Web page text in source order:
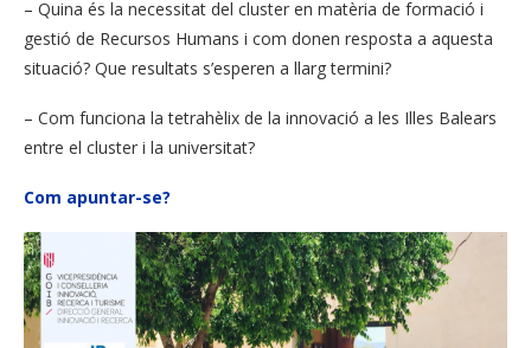
– Quina és la necessitat del cluster en matèria de formació i
gestió de Recursos Humans i com donen resposta a aquesta
situació? Que resultats s’esperen a llarg termini?
– Com funciona la tetrahèlix de la innovació a les Illes Balears
entre el cluster i la universitat?
Com apuntar-se?